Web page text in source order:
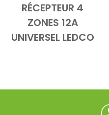
Add to Cart
Vue
RÉCEPTEUR 4
ZONES 12A
UNIVERSEL LEDCO